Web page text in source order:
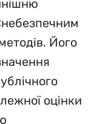
Його
оцінки